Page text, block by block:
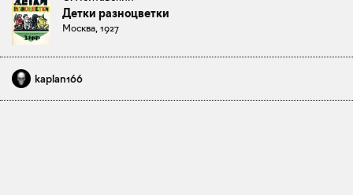
Детки разноцветки
Москва, 1927
kaplan166